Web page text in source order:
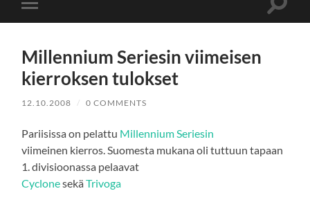
Toggle
mobile
Toggle
Millennium Seriesin viimeisen
kierroksen tulokset
12.10.2008 / 0 COMMENTS
Pariisissa on pelattu Millennium Seriesin
viimeinen kierros. Suomesta mukana oli tuttuun tapaan
1. divisioonassa pelaavat
CyclonesekäTrivoga